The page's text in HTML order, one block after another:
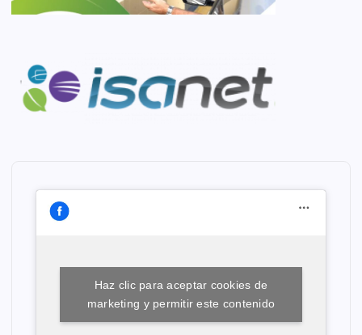
Haz clic para aceptar cookies de
marketing y permitir este contenido